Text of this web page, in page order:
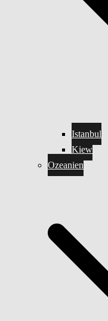
Istanbul
Kiew
Ozeanien